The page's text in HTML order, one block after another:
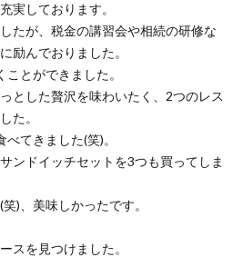
実しております。
たが、税金の講習会や相続の研修な
励んでおりました。
とができました。
とした贅沢を味わいたく、2つのレス
た。
てきました(笑)。
ンドイッチセットを3つも買ってしま
)、美味しかったです。
スを見つけました。